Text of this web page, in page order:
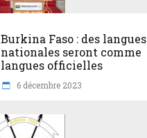
Burkina Faso : des langues
nationales seront comme
langues officielles
6 décembre 2023